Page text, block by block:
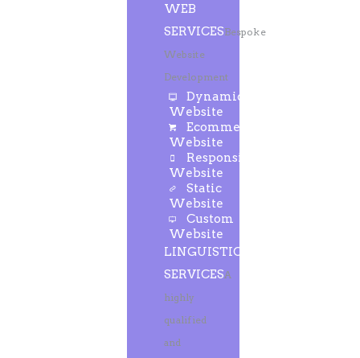
WEB
SERVICESBespoke
Website
Development
Dynamic
Website
Ecommerce
Website
Responsive
Website
Static
Website
Custom
Website
LINGUISTIC
SERVICESA
highly
qualified
and